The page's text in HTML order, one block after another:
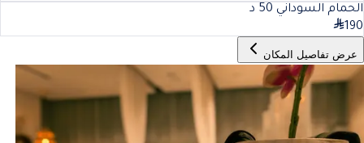
الحمام السوداني 50 د
190
عرض تفاصيل المكان